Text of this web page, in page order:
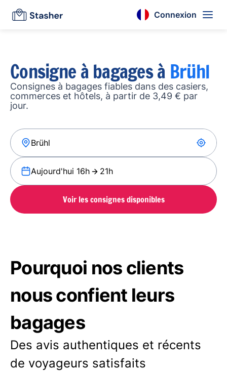
Connexion
Consigne à bagages à Brühl
Consignes à bagages fiables dans des casiers,
commerces et hôtels, à partir de 3,49 € par
jour.
Aujourd'hui 16h 21h
Voir les consignes disponibles
Pourquoi nos clients
nous confient leurs
bagages
Des avis authentiques et récents
de voyageurs satisfaits